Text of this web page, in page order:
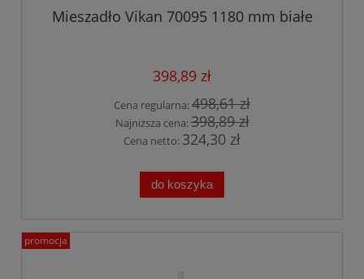
Mieszadło Vikan 70095 1180 mm białe
398,89 zł
Cena regularna:498,61 zł
Najniższa cena:398,89 zł
Cena netto: 324,30 zł
do koszyka
promocja